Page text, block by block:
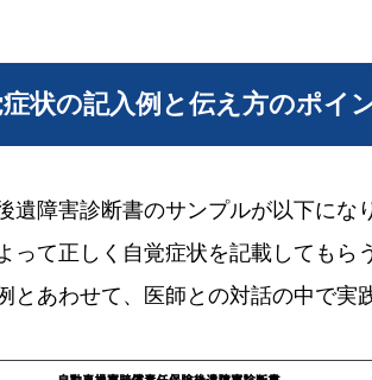
症状の記入例と伝え方のポイ
遺障害診断書のサンプルが以下にな
って正しく自覚症状を記載しても
とあわせて、医師との対話の中で実